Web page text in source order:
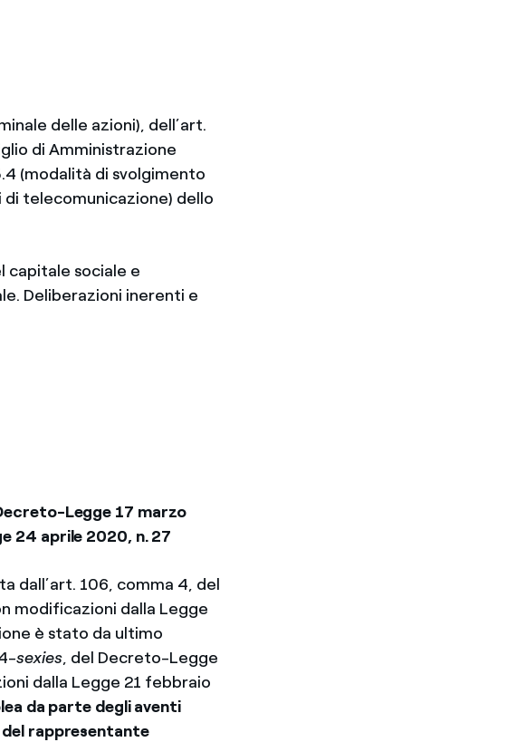
delle azioni), dell’art.
di Amministrazione
(modalità di svolgimento
telecomunicazione) dello
capitale sociale e
Deliberazioni inerenti e
Legge 17 marzo
24 aprile 2020, n. 27
dall’art. 106, comma 4, del
modificazioni dalla Legge
è stato da ultimo
sexies, del Decreto-Legge
dalla Legge 21 febbraio
da parte degli aventi
rappresentante